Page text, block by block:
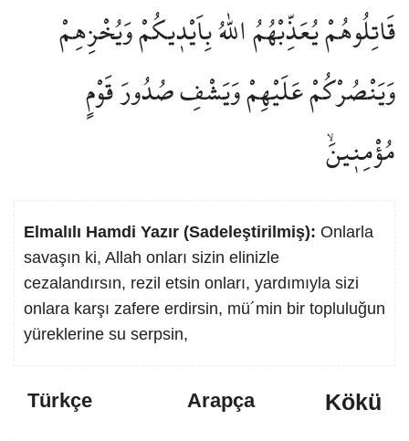
قَاتِلُوهُمْ يُعَذِّبْهُمُ اللّٰهُ بِاَيْد۪يكُمْ وَيُخْزِهِمْ
وَيَنْصُرْكُمْ عَلَيْهِمْ وَيَشْفِ صُدُورَ قَوْمٍ
مُؤْمِن۪ينَۙ
Elmalılı Hamdi Yazır (Sadeleştirilmiş): Onlarla
savaşın ki, Allah onları sizin elinizle
cezalandırsın, rezil etsin onları, yardımıyla sizi
onlara karşı zafere erdirsin, mü´min bir topluluğun
yüreklerine su serpsin,
Türkçe Arapça Kökü